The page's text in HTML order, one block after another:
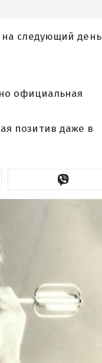
следующий день
официальная
позитив даже в